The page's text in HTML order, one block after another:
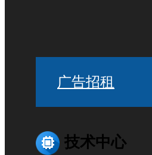
广告招租
技术中心